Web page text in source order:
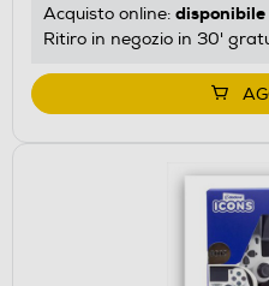
Acquisto online: disponibile
Ritiro in negozio in 30'